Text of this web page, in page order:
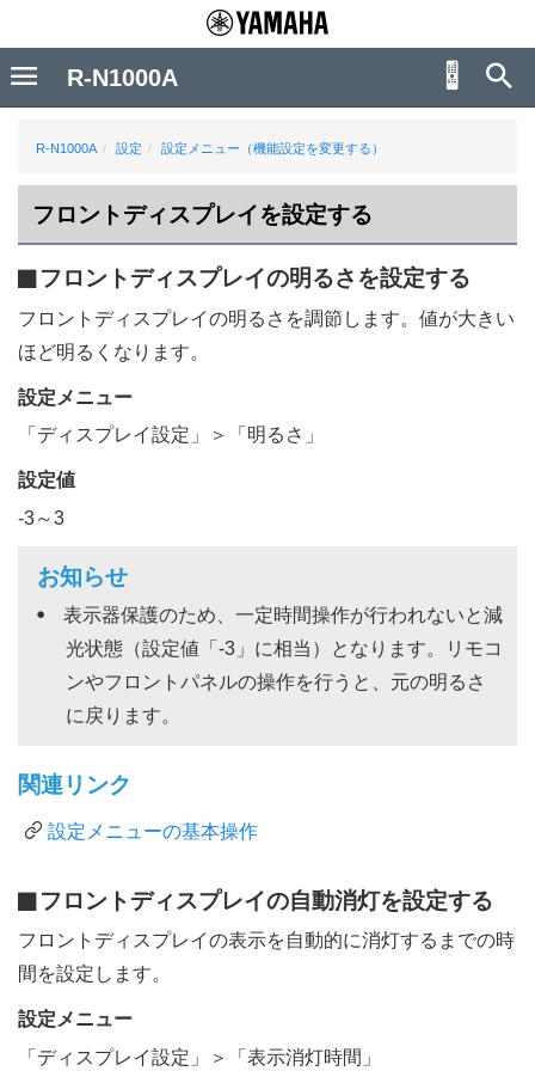
R-N1000A 設定 設定メニュー（機能設定を変更する）
フロントディスプレイを設定する
フロントディスプレイの明るさを設定する
フロントディスプレイの明るさを調節します。値が大きい
ほど明るくなります。
設定 メニュー
「 ディスプレイ設定 」＞「 明るさ 」
設定値
-3～3
お知らせ
表示器保護のため、一定時間操作が行われないと減
光状態（設定値「-3」に相当）となります。リモコ
ンやフロントパネルの操作を行うと、元の明るさ
に戻ります。
関連リンク
設定メニューの基本操作
フロントディスプレイの自動消灯を設定する
フロントディスプレイの表示を自動的に消灯するまでの時
間を設定します。
設定 メニュー
「 ディスプレイ設定 」＞「 表示消灯時間 」
R-N1000A